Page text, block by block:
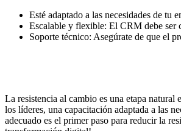
Esté adaptado a las necesidades de tu
Escalable y flexible: El CRM debe ser
Soporte técnico: Asegúrate de que el
La resistencia al cambio es una etapa
los líderes, una capacitación adaptada a las
adecuado es el primer paso para reducir la